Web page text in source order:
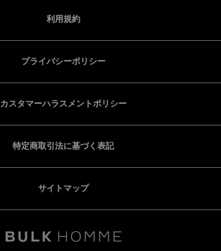
利用規約
プライバシーポリシー
カスタマーハラスメントポリシー
特定商取引法に基づく表記
サイトマップ